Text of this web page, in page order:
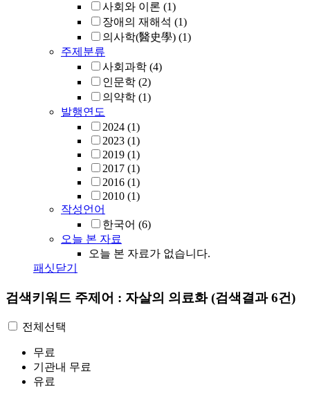
사회와 이론 (1)
장애의 재해석 (1)
의사학(醫史學) (1)
주제분류
사회과학 (4)
인문학 (2)
의약학 (1)
발행연도
2024 (1)
2023 (1)
2019 (1)
2017 (1)
2016 (1)
2010 (1)
작성언어
한국어 (6)
오늘 본 자료
오늘 본 자료가 없습니다.
패싯닫기
검색키워드 주제어 : 자살의 의료화(검색결과 6건)
전체선택
무료
기관내 무료
유료